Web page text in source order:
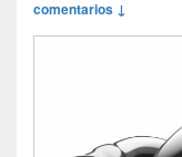
comentarios ↓